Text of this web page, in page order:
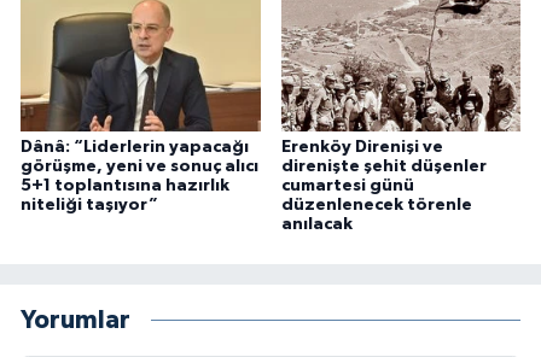
Dânâ: “Liderlerin yapacağı
görüşme, yeni ve sonuç alıcı
5+1 toplantısına hazırlık
niteliği taşıyor”
Erenköy Direnişi ve
direnişte şehit düşenler
cumartesi günü
düzenlenecek törenle
anılacak
Yorumlar